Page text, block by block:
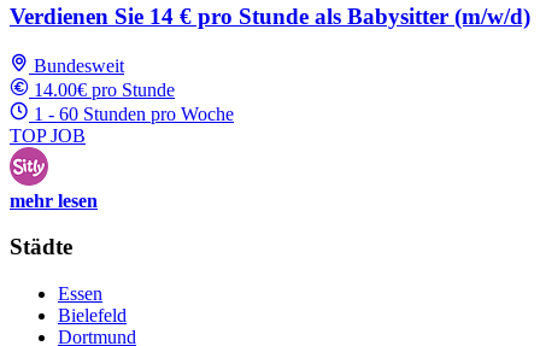
Verdienen Sie 14 € pro Stunde als Babysitter (m/w/d)
Bundesweit
14.00€ pro Stunde
1 - 60 Stunden pro Woche
TOP JOB
mehr lesen
Städte
Essen
Bielefeld
Dortmund